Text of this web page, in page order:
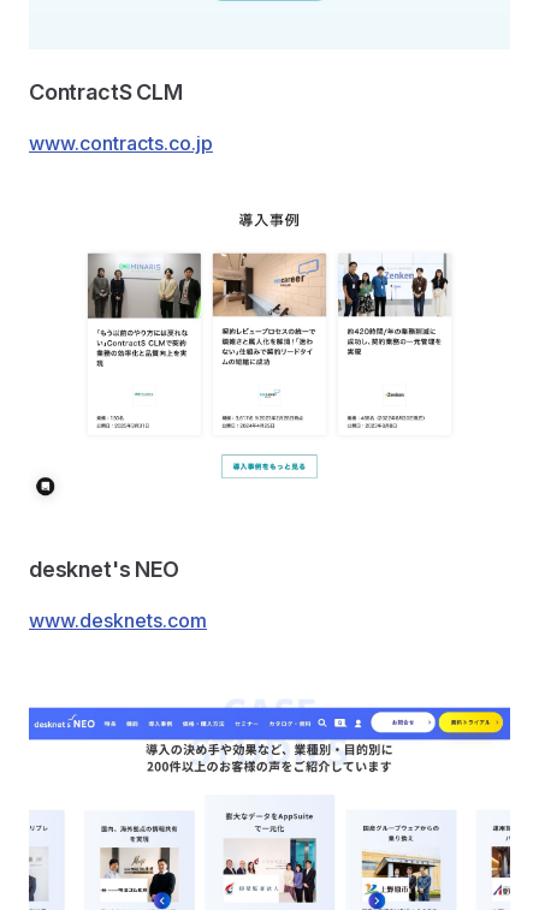
ContractS CLM
www.contracts.co.jp
desknet's NEO
www.desknets.com